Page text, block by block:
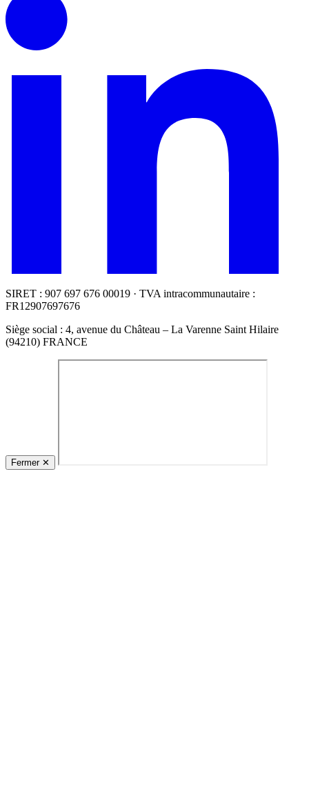
SIRET : 907 697 676 00019 · TVA intracommunautaire :
FR12907697676
Siège social : 4, avenue du Château – La Varenne Saint Hilaire
(94210) FRANCE
Fermer ✕